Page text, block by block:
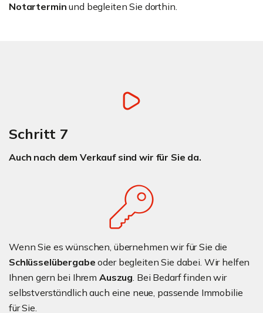
Notartermin und begleiten Sie dorthin.
Schritt 7
Auch nach dem Verkauf sind wir für Sie da.
Wenn Sie es wünschen, übernehmen wir für Sie die
Schlüsselübergabeoder begleiten Sie dabei. Wir helfen
Ihnen gern bei Ihrem Auszug. Bei Bedarf finden wir
selbstverständlich auch eine neue, passende Immobilie
für Sie.